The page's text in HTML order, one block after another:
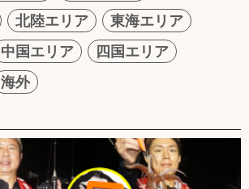
北陸エリア
東海エリア
中国エリア
四国エリア
海外